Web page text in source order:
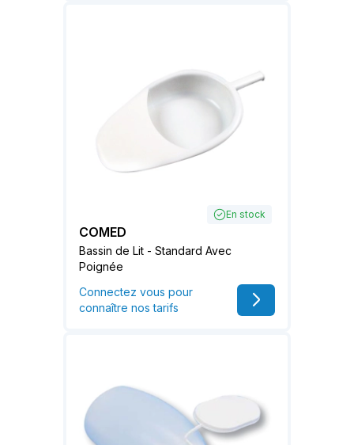
En stock
COMED
Bassin de Lit - Standard Avec
Poignée
Connectez vous pour
connaître nos tarifs